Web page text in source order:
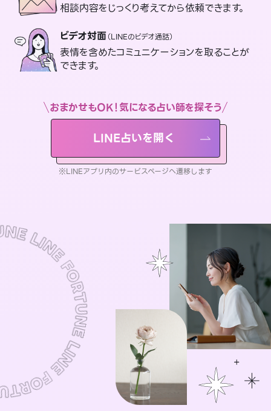
相談内容をじっくり考えてから依頼できます。
ビデオ対面（LINEのビデオ通話）
表情を含めたコミュニケーションを取ることが
できます。
おまかせもOK！気になる占い師を探そう
LINE占いを開く
※LINEアプリ内のサービスページへ遷移します